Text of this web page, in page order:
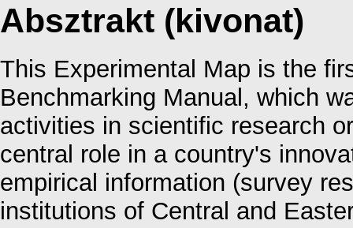
Absztrakt (kivonat)
This Experimental Map is the
Benchmarking Manual, which
activities in scientific research
central role in a country's
empirical information (survey
institutions of Central and